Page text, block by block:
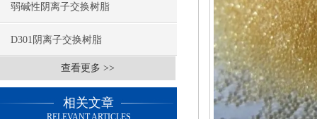
弱碱性阴离子交换树脂
D301阴离子交换树脂
查看更多 >>
相关文章
RELEVANT ARTICLES